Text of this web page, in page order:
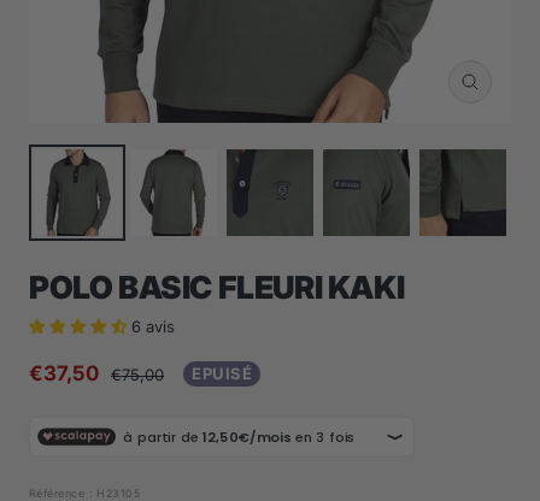
Zoom
POLO BASIC FLEURI KAKI
6 avis
Prix
vente
€37,50
Prix
€75,00 EPUISÉ
Référence : H23105